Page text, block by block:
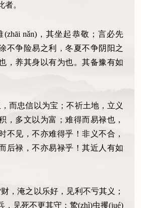
。
(zhāi nǎn)，其坐起恭敬；言必先
不争险易之利，冬夏不争阴阳之
，养其身以有为也。其备豫有如
而忠信以为宝；不祈土地，立义
，多文以为富；难得而易禄也，
不见，不亦难得乎！非义不合，
后禄，不亦易禄乎！其近人有如
，淹之以乐好，见利不亏其义；
，见死不更其守；鸷(zhì)虫攫(jué)